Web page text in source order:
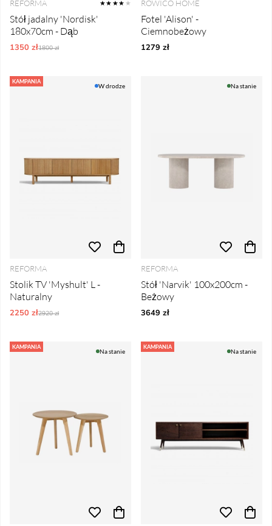
REFORMA ★★★★ ★
Stół jadalny 'Nordisk'
180x70cm - Dąb
1350 złOrdynarne ceny:
1800 zł
ROWICO HOME
Fotel 'Alison' -
Ciemnobeżowy
1279 zł
KAMPANIA
W drodze
REFORMA
Stolik TV 'Myshult' L -
Naturalny
2250 złOrdynarne ceny:
2920 zł
Na stanie
REFORMA
Stół 'Narvik' 100x200cm -
Beżowy
3649 zł
KAMPANIA
Na stanie
KAMPANIA
Na stanie